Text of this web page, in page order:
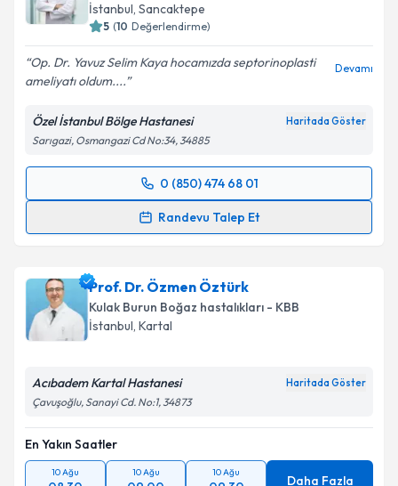
İstanbul, Sancaktepe
5 (10 Değerlendirme)
Op. Dr. Yavuz Selim Kaya hocamızda septorinoplasti
ameliyatı oldum....
Devamı
Özel İstanbul Bölge Hastanesi Haritada Göster
Sarıgazi, Osmangazi Cd No:34, 34885
0 (850) 474 68 01
Randevu Talep Et
Randevu Takvimi Talebi
takvim hazırlandığında e-posta ile bilgilendireceğiz.
E-posta Adresiniz
Kişisel verilerimin işlenmesine ilişkin
Metni'ni okudum ve kişisel verilerimin belirtilen
kapsamda işlenmesini kabul ediyorum.
Prof. Dr. Özmen Öztürk
Kulak Burun Boğaz hastalıkları - KBB
İstanbul, Kartal
Acıbadem Kartal Hastanesi Haritada Göster
Çavuşoğlu, Sanayi Cd. No:1, 34873
En Yakın Saatler
10 Ağu 10 Ağu 10 Ağu
Daha Fazla